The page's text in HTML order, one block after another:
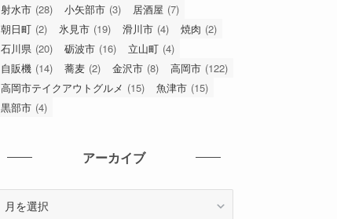
射水市 (28) 小矢部市 (3) 居酒屋 (7)
朝日町 (2) 氷見市 (19) 滑川市 (4) 焼肉 (2)
石川県 (20) 砺波市 (16) 立山町 (4)
自販機 (14) 蕎麦 (2) 金沢市 (8) 高岡市 (122)
高岡市テイクアウトグルメ (15) 魚津市 (15)
黒部市 (4)
アーカイブ